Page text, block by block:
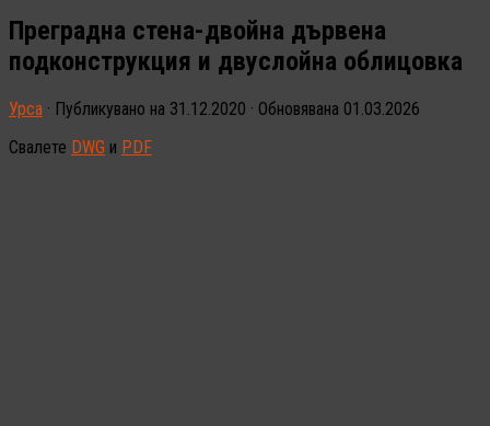
Преградна стена-двойна дървена
подконструкция и двуслойна облицовка
Урса · Публикувано на 31.12.2020 · Обновявана 01.03.2026
Свалете DWG и PDF